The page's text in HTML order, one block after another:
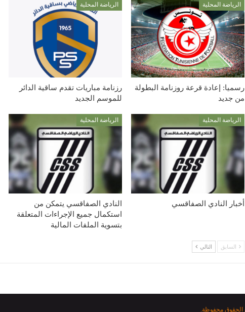
الرياضة المحلية
رسميا: إعادة قرعة روزنامة البطولة
من جديد
الرياضة المحلية
رزنامة مباريات تقدم ساقية الدائر
للموسم الجديد
الرياضة المحلية
أخبار النادي الصفاقسي
الرياضة المحلية
النادي الصفاقسي يتمكن من
استكمال جميع الإجراءات المتعلقة
بتسوية الملفات المالية
السابق التالي